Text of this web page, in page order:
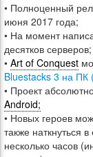
• Полноценный
июня 2017 года;
• На момент
десятков серверов;
• Art of Conquest
Bluestacks 3 на ПК
• Проект
Android;
• Новых героев
также наткнуться
несколько часов